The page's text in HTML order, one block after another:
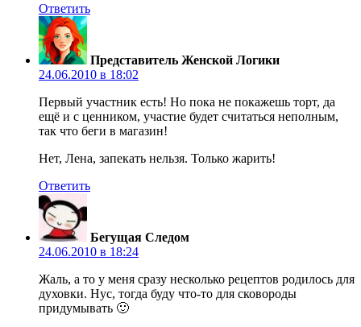
Ответить
Представитель Женской Логики
24.06.2010 в 18:02
Первый участник есть! Но пока не покажешь торт, да
ещё и с ценником, участие будет считаться неполным,
так что беги в магазин!
Нет, Лена, запекать нельзя. Только жарить!
Ответить
Бегущая Следом
24.06.2010 в 18:24
Жаль, а то у меня сразу несколько рецептов родилось для
духовки. Нус, тогда буду что-то для сковороды
придумывать 🙂